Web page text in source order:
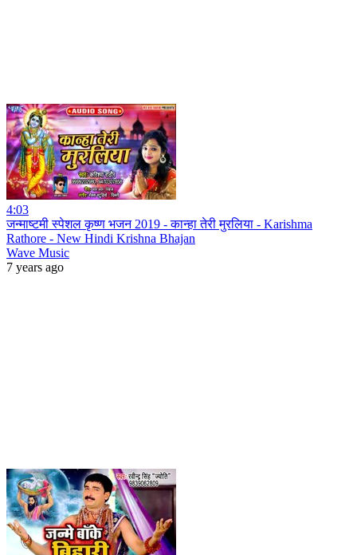
4:03
जन्माष्टमी स्पेशल कृष्ण भजन 2019 - कान्हा तेरी मुरलिया - Karishma
Rathore - New Hindi Krishna Bhajan
Wave Music
7 years ago